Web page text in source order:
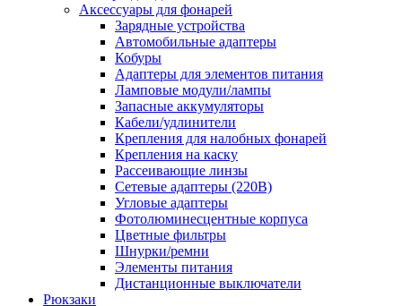
Аксессуары для фонарей
Зарядные устройства
Автомобильные адаптеры
Кобуры
Адаптеры для элементов питания
Ламповые модули/лампы
Запасные аккумуляторы
Кабели/удлинители
Крепления для налобных фонарей
Крепления на каску
Рассеивающие линзы
Сетевые адаптеры (220В)
Угловые адаптеры
Фотолюминесцентные корпуса
Цветные фильтры
Шнурки/ремни
Элементы питания
Дистанционные выключатели
Рюкзаки